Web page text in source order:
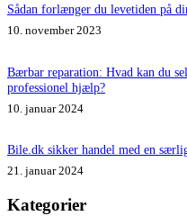
Sådan forlænger du levetiden på
10. november 2023
Bærbar reparation: Hvad kan du
professionel hjælp?
10. januar 2024
Bile.dk sikker handel med en
21. januar 2024
Kategorier